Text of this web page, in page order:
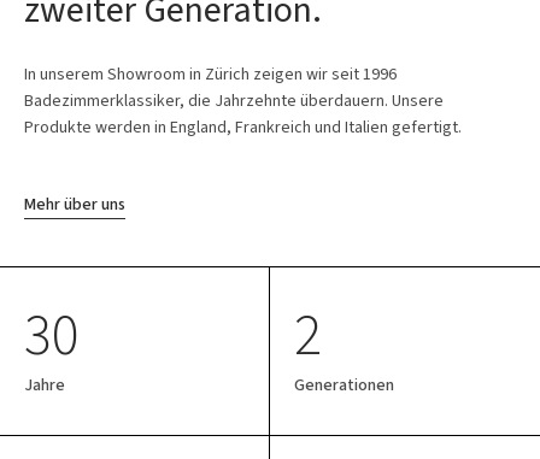
zweiter Generation.
In unserem Showroom in Zürich zeigen wir seit 1996
Badezimmerklassiker, die Jahrzehnte überdauern. Unsere
Produkte werden in England, Frankreich und Italien gefertigt.
Mehr über uns
30
Jahre
2
Generationen